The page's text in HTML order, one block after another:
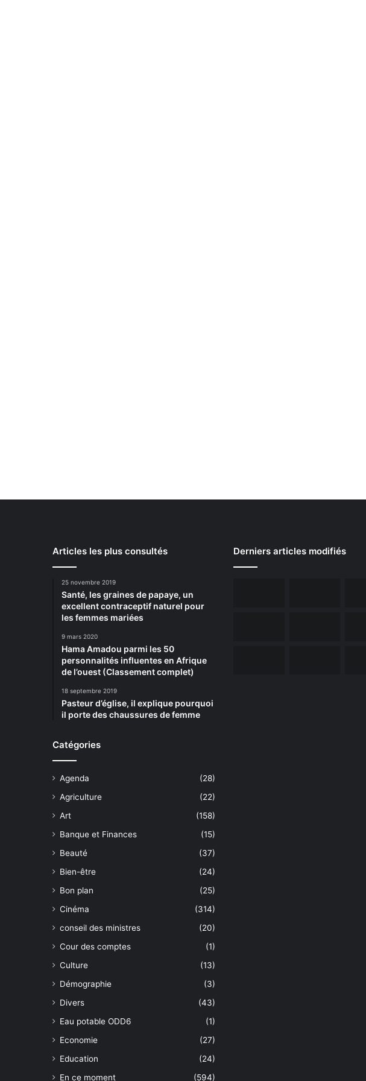
Articles les plus consultés
25 novembre 2019
Santé, les graines de papaye, un
excellent contraceptif naturel pour
les femmes mariées
9 mars 2020
Hama Amadou parmi les 50
personnalités influentes en Afrique
de l’ouest (Classement complet)
18 septembre 2019
Pasteur d’église, il explique pourquoi
il porte des chaussures de femme
Catégories
Agenda
(28)
Agriculture
(22)
Art
(158)
Banque et Finances
(15)
Beauté
(37)
Bien-être
(24)
Bon plan
(25)
Cinéma
(314)
conseil des ministres
(20)
Cour des comptes
(1)
Culture
(13)
Démographie
(3)
Divers
(43)
Eau potable ODD6
(1)
Economie
(27)
Education
(24)
En ce moment
(594)
Derniers articles modifiés